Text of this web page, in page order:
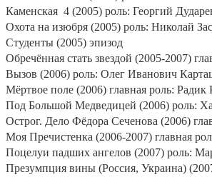
Каменская 4 (2005) роль: Георгий
Охота на изюбря (2005) роль: Николай
Студенты (2005) эпизод
Обречённая стать звездой (2005-2007)
Вызов (2006) роль: Олег Иванович
Мёртвое поле (2006) главная роль: Радик
Под Большой Медведицей (2006) роль:
Острог. Дело Фёдора Сеченова (2006)
Моя Пречистенка (2006-2007) главная
Поцелуи падших ангелов (2007) роль:
Презумпция вины (Россия, Украина)